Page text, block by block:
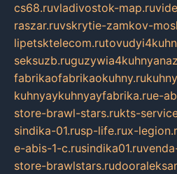
cs68.ruvladivostok-map.ru
raszar.ruvskrytie-zamkov-
lipetsktelecom.ru
seksuzb.ru
fabrikaofabrikaokuhny.ru
kuhnyaykuhnyayfabrika.rue-
store-brawl-stars.rukts-
sindika-01.rusp-life.rux-
e-abis-1-c.rusindika01.ru
store-brawlstars.ru